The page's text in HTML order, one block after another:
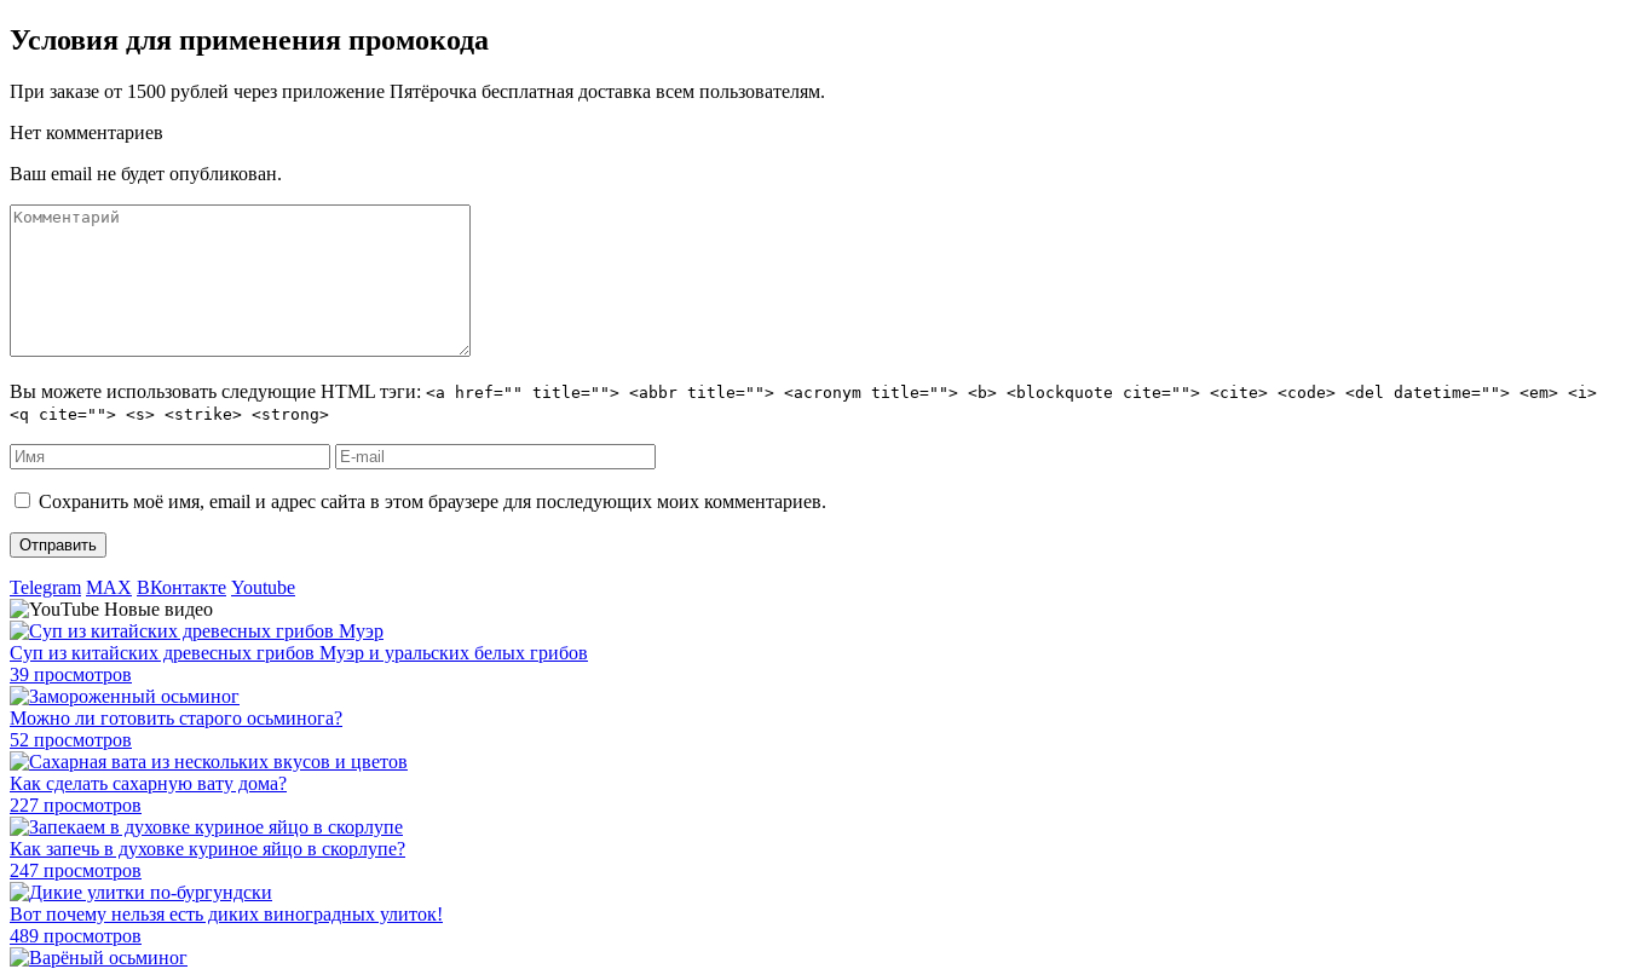
Условия для применения промокода
При заказе от 1500 рублей через приложение Пятёрочка бесплатная доставка всем пользователям.
Нет комментариев
Ваш email не будет опубликован.
Вы можете использовать следующие HTML тэги: <a href="" title=""> <abbr title=""> <acronym title=""> <b> <blockquote cite=""> <cite> <code> <del datetime=""> <em> <i>
<q cite=""> <s> <strike> <strong>
Сохранить моё имя, email и адрес сайта в этом браузере для последующих моих комментариев.
Telegram MAX ВКонтакте Youtube
Новые видео
Суп из китайских древесных грибов Муэр и уральских белых грибов
39 просмотров
Можно ли готовить старого осьминога?
52 просмотров
Как сделать сахарную вату дома?
227 просмотров
Как запечь в духовке куриное яйцо в скорлупе?
247 просмотров
Вот почему нельзя есть диких виноградных улиток!
489 просмотров